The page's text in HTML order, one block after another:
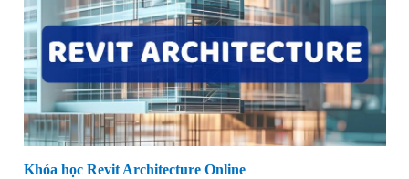
Khóa học Revit Architecture Online